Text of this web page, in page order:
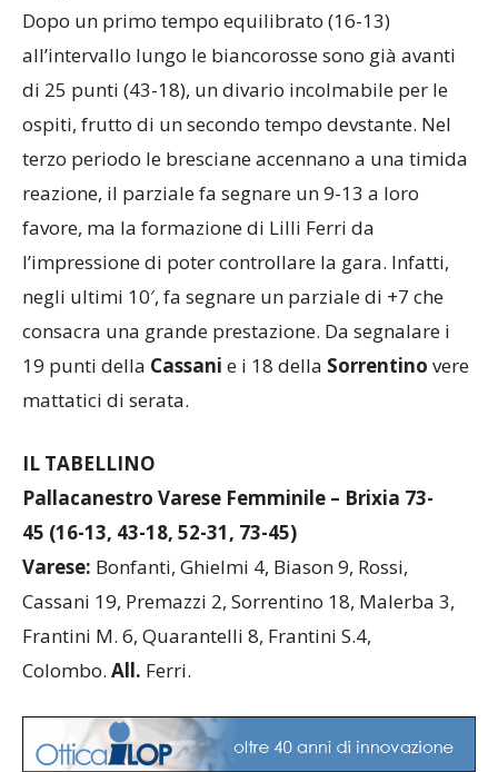
Dopo un primo tempo equilibrato (16-13)
all’intervallo lungo le biancorosse sono già avanti
di 25 punti (43-18), un divario incolmabile per le
ospiti, frutto di un secondo tempo devstante. Nel
terzo periodo le bresciane accennano a una timida
reazione, il parziale fa segnare un 9-13 a loro
favore, ma la formazione di Lilli Ferri da
l’impressione di poter controllare la gara. Infatti,
negli ultimi 10′, fa segnare un parziale di +7 che
consacra una grande prestazione. Da segnalare i
19 punti della Cassani e i 18 della Sorrentino vere
mattatici di serata.
IL TABELLINO
Pallacanestro Varese Femminile – Brixia 73-
45 (16-13, 43-18, 52-31, 73-45)
Varese: Bonfanti, Ghielmi 4, Biason 9, Rossi,
Cassani 19, Premazzi 2, Sorrentino 18, Malerba 3,
Frantini M. 6, Quarantelli 8, Frantini S.4,
Colombo. All. Ferri.